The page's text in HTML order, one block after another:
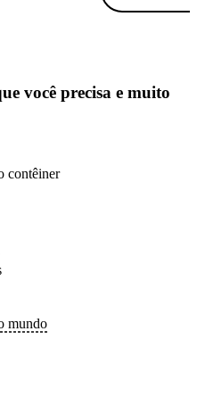
você precisa e muito
contêiner
mundo